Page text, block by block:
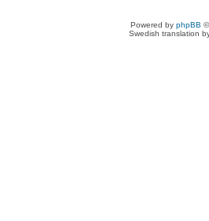
Powered by phpBB
Swedish translation